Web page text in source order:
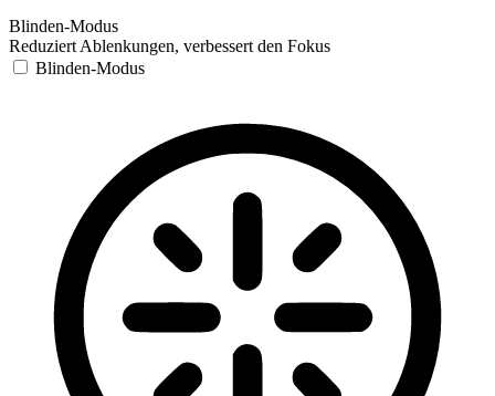
Blinden-Modus
Reduziert Ablenkungen, verbessert den Fokus
Blinden-Modus